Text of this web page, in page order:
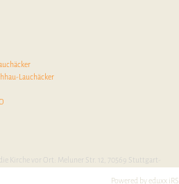
Lauchäcker
Kirche vor Ort: Meluner Str. 12, 70569 Stuttgart-
Powered by eduxx iRS